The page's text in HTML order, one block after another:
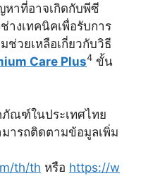
าที่อาจเกิดกับพีซี
างเทคนิคเพื่อรับการ
ช่วยเหลือเกี่ยวกับวิธี
Care Plus4 ขั้น
ภัณฑ์ในประเทศไทย
มารถติดตามข้อมูลเพิ่ม
th/th หรือ https://w